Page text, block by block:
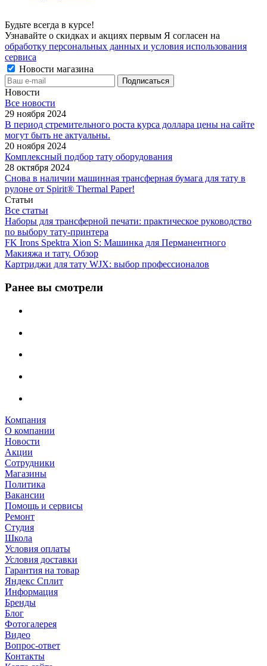
Будьте всегда в курсе!
Узнавайте о скидках и акциях первым Я согласен на
обработку персональных данных и условия использования
сервиса
Новости магазина
Новости
Все новости
29 ноября 2024
В период стремительного роста курса доллара цены на сайте
могут быть не актуальны.
20 ноября 2024
Комплексный подбор тату оборудования
28 октября 2024
Снова в наличии машинная трансферная бумага для тату в
рулоне от Spirit® Thermal Paper!
Статьи
Все статьи
Наборы для трансферной печати: практическое руководство
по выбору тату‑принтера
FK Irons Spektra Xion S: Машинка для Перманентного
Макияжа и тату. Обзор
Картриджи для тату WJX: выбор профессионалов
Ранее вы смотрели
Компания
О компании
Новости
Акции
Сотрудники
Магазины
Политика
Вакансии
Помощь и сервисы
Ремонт
Студия
Школа
Условия оплаты
Условия доставки
Гарантия на товар
Яндекс Сплит
Информация
Бренды
Блог
Фотогалерея
Видео
Вопрос-ответ
Контакты